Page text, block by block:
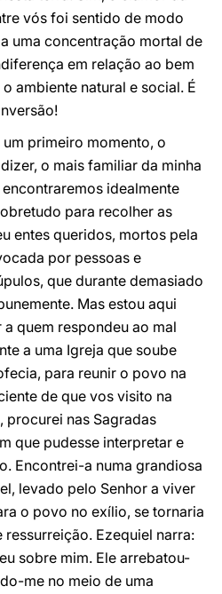
vós foi sentido de modo
uma concentração mortal de
em relação ao bem
ambiente natural e social. É
primeiro momento, o
o mais familiar da minha
idealmente
para recolher as
entes queridos, mortos pela
por pessoas e
que durante demasiado
Mas estou aqui
quem respondeu ao mal
a uma Igreja que soube
para reunir o povo na
de que vos visito na
procurei nas Sagradas
que pudesse interpretar e
Encontrei-a numa grandiosa
levado pelo Senhor a viver
o povo no exílio, se tornaria
Ezequiel narra:
sobre mim. Ele arrebatou-
me no meio de uma